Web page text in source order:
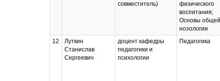
совместитель)
физического
воспитания;
Основы общей
нозологии
12
Луткин
Станислав
Сергеевич
доцент кафедры
педагогики и
психологии
Педагогика